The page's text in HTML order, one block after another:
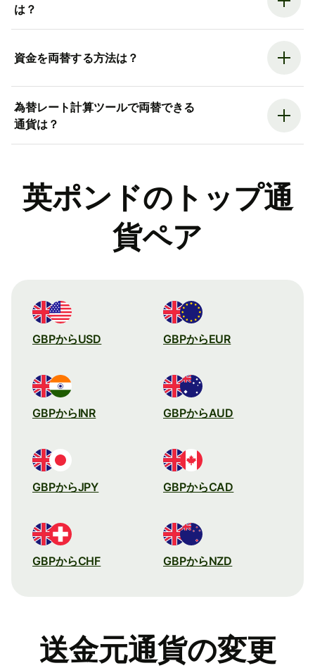
は？
資金を両替する方法は？
為替レート計算ツールで両替できる
通貨は？
英ポンドのトップ通
貨ペア
GBPからUSD GBPからEUR
GBPからINR GBPからAUD
GBPからJPY GBPからCAD
GBPからCHF GBPからNZD
送金元通貨の変更